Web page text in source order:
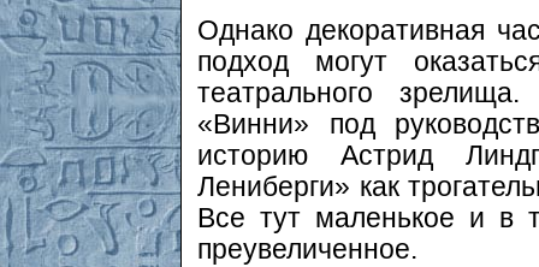
Однако декоративная
подход могут
театрального
«Винни» под
историю Астрид
Лениберги» как
Все тут маленькое и
преувеличенное.